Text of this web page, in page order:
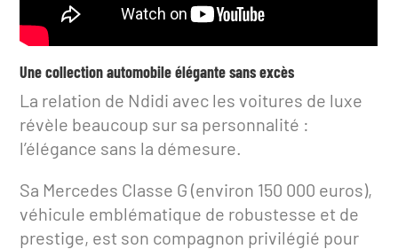
Une collection automobile élégante sans excès
La relation de Ndidi avec les voitures de luxe
révèle beaucoup sur sa personnalité :
l’élégance sans la démesure.
Sa Mercedes Classe G (environ 150 000 euros),
véhicule emblématique de robustesse et de
prestige, est son compagnon privilégié pour